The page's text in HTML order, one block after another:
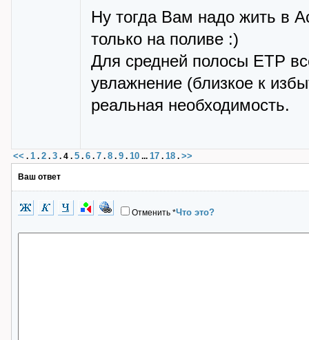
Ну тогда Вам надо жить в
только на поливе :)
Для средней полосы ЕТР
увлажнение (близкое к
реальная необходимость.
<< . 1 . 2 . 3 . 4 . 5 . 6 . 7 . 8 . 9 . 10 ... 17 . 18 . >>
Ваш ответ
Отменить *Что это?